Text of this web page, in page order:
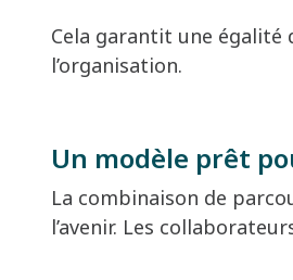
Cela garantit une égalité
l’organisation.
Un modèle prêt
La combinaison de
l’avenir. Les